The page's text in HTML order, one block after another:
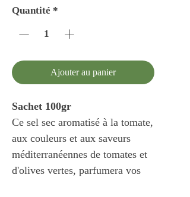
Quantité *
Ajouter au panier
Sachet 100gr
Ce sel sec aromatisé à la tomate,
aux couleurs et aux saveurs
méditerranéennes de tomates et
d'olives vertes, parfumera vos